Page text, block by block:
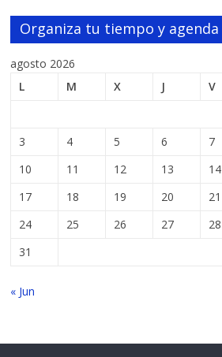
Organiza tu tiempo y agenda
agosto 2026
L
M X J V
3
4 5 6 7
10
11 12 13 14
17
18 19 20 21
24
25 26 27 28
31
« Jun